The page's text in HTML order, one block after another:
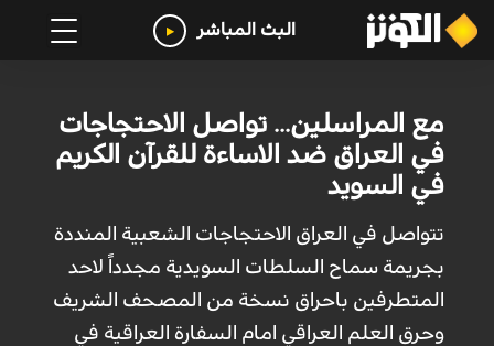
البث المباشر
مع المراسلين... تواصل الاحتجاجات
في العراق ضد الاساءة للقرآن الكريم
في السويد
تتواصل في العراق الاحتجاجات الشعبية المنددة
بجريمة سماح السلطات السويدية مجدداً لاحد
المتطرفين باحراق نسخة من المصحف الشريف
وحرق العلم العراقي امام السفارة العراقية في